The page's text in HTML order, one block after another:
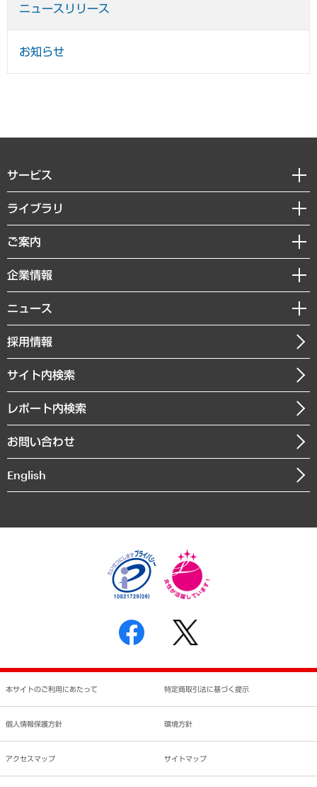
ニュースリリース
お知らせ
サービス
経営戦略
組織・人事戦略
デジタルイノベーション
共生・ダイバーシティ
GRC（ガバナンス・リスク・コンプライアンス）・防災（政策）
経済・産業・雇用・労働
まちづくり・観光・交通・スポーツ・スマートシティ
自然資源・農林水産業・食料システム
ライブラリ
経済調査
レポート
コラム
経営用語集
受託・受注実績（官公庁関連）
メディア掲載・出演
ご案内
セミナー・イベント情報
MUFGビジネスセミナー
受託案件情報
企業情報
私たちの想い
社長メッセージ
会社概要
沿革
組織図・本部部室紹介
インドネシア現地法人
個人情報保護方針
反社会的勢力に対する基本方針
書面による個人情報の開示等の請求の手続きについて
ニュース
ニュースリリース
お知らせ
採用情報
サイト内検索
レポート内検索
お問い合わせ
English
本サイトのご利用にあたって 特定商取引法に基づく提示
個人情報保護方針 環境方針
アクセスマップ サイトマップ